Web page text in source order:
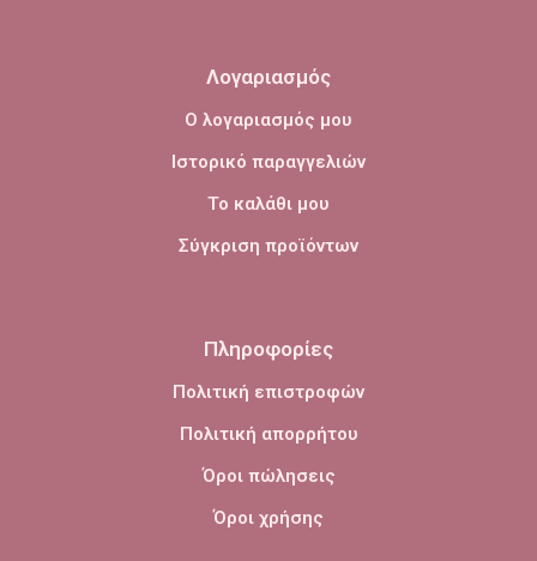
Λογαριασμός
Ο λογαριασμός μου
Ιστορικό παραγγελιών
Το καλάθι μου
Σύγκριση προϊόντων
Πληροφορίες
Πολιτική επιστροφών
Πολιτική απορρήτου
Όροι πώλησεις
Όροι χρήσης